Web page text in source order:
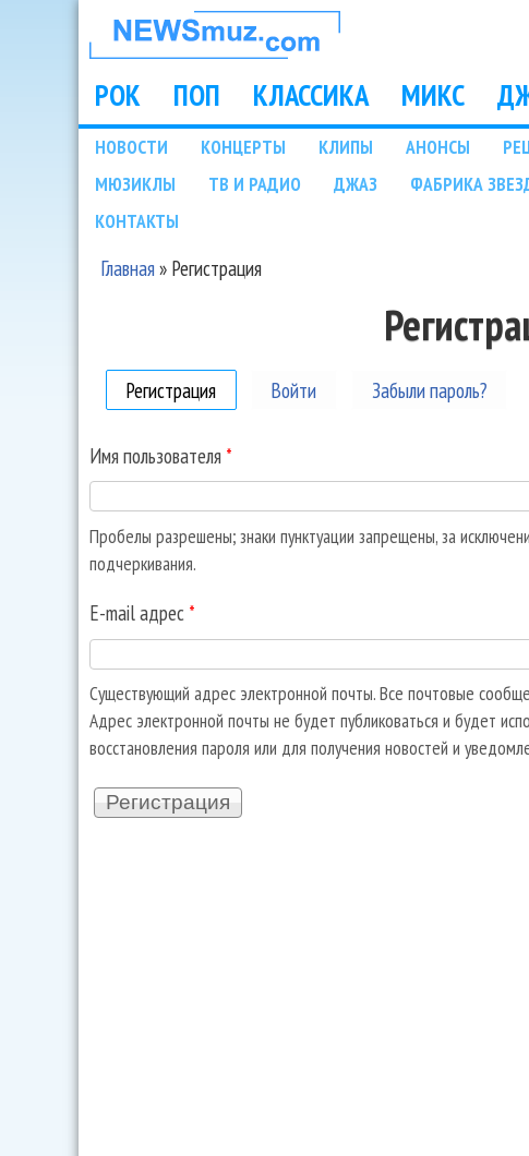
НОВОСТИ
МУЗЫКИ И
ШОУ БИЗНЕСА
NEWSMUZ.COM
Main menu
РОК ПОП КЛАССИКА МИКС
Подразделы
НОВОСТИ КОНЦЕРТЫ КЛИПЫ АНОНСЫ
МЮЗИКЛЫ
ТВ И РАДИО ДЖАЗ ФАБРИКА
КОНТАКТЫ
Главная» Регистрация
Регистрация (активная вкладка)
Войти Забыли пароль?
Имя пользователя *
Пробелы разрешены; знаки пунктуации запрещены, за
подчеркивания.
E-mail адрес *
Существующий адрес электронной почты. Все почтовые
Адрес электронной почты не будет публиковаться и будет
восстановления пароля или для получения новостей и